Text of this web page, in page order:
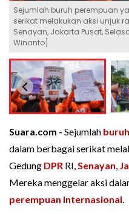
Sejumlah buruh perempuan
serikat melakukan aksi unjuk
Senayan, Jakarta Pusat,
Winanto]
Suara.com - Sejumlah buruh
dalam berbagai serikat
Gedung DPR RI,Senayan,
Mereka menggelar aksi
perempuan internasional.